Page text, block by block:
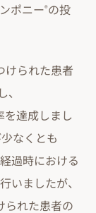
ポニー®の投
けられた患者
を達成しまし
なくとも
過時における
いましたが、
られた患者の